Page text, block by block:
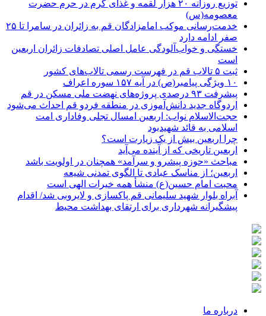
توزیع روزانه ۲۰ هزار لقمه و غذای گرم در حرم حضرت
معصومه(س)
خدمت‌رسانی موکب امامزادگان قم به زائران در سامرا تا ۲۵
صفر ادامه دارد
خستگی و خواب‌آلودگی عامل اصلی تصادفات زائران اربعین
است
ثبت ۵ تالاب قم در فهرست رسمی تالاب‌های کشور
۱۰ ویژگی پیامبر(ص) در آیه ۱۵۷ سوره اعراف
پیشرفت ۹۳ درصدی پروژه‌های نهضت ملی مسکن در قم
اردوگاه جدید دانش‌آموزی در منطقه فردو قم احداث می‌شود
حجت‌الاسلام نواب: اربعین امسال تجلی وفاداری امت
اسلامی به قائد شهیدبود
چرا اربعین بیش از یک زیارت است؟
اربعین تاریخی که از آینده می‌آید
مباحث «حوزه پیشرو و سرآمد» همچنان در اولویت باشد
اربعین؛ از مناسک عبادی تا الگوی تمدنی شیعه
محبت امام حسین(ع) منشأ همه خیرات الهی است
آبراه بلوار شهید سلیمانی قم پاکسازی و لایروبی شد/ اقدام
پیشگیرانه شهرداری برای ارتقای بهداشت محیط
درباره ما